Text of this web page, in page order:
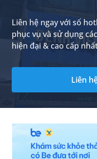
Liên hệ ngay với số
phục vụ và sử dụng
hiện đại & cao cấp
Liên